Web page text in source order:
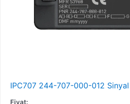
IPC707 244-707-000-012 Sinyal
Fiyat: